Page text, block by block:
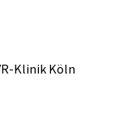
Klinik Köln